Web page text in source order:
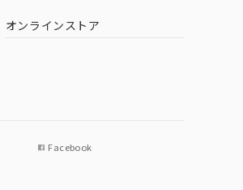
オンラインストア
Facebook